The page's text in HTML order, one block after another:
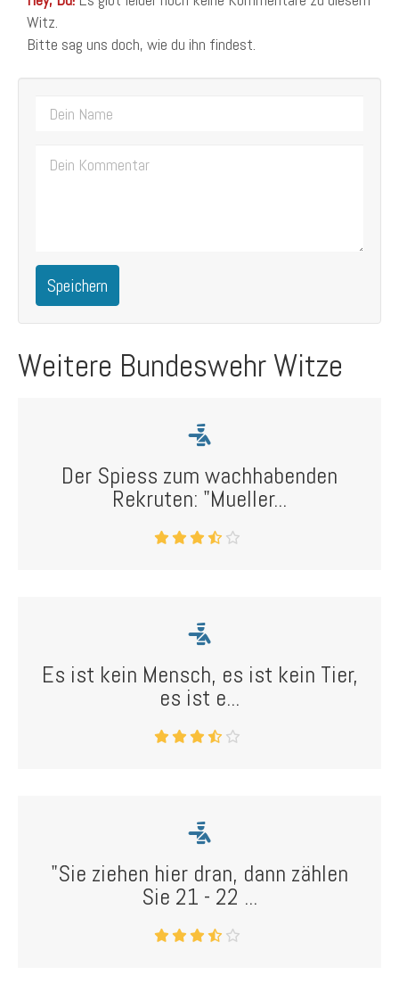
Witz.
Bitte sag uns doch, wie du ihn findest.
Speichern
Weitere Bundeswehr Witze
Der Spiess zum wachhabenden
Rekruten: "Mueller...
Es ist kein Mensch, es ist kein Tier,
es ist e...
"Sie ziehen hier dran, dann zählen
Sie 21 - 22 ...